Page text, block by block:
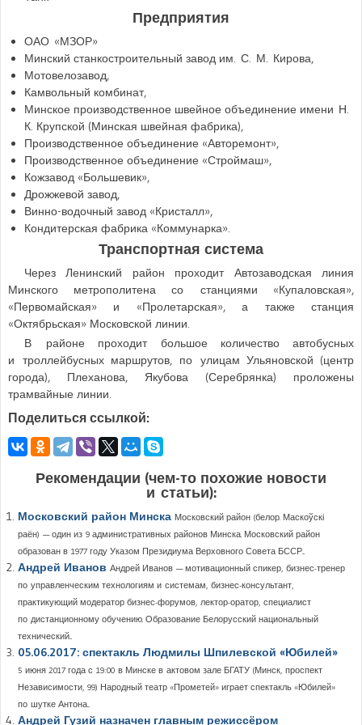
Предприятия
ОАО «МЗОР»
Минский станкостроительный завод им. С. М. Кирова,
Мотовелозавод,
Камвольный комбинат,
Минское производственное швейное объединение имени Н.
К. Крупской (Минская швейная фабрика),
Производственное объединение «Авторемонт»,
Производственное объединение «Строймаш»,
Кожзавод «Большевик»,
Дрожжевой завод,
Винно-водочный завод «Кристалл»,
Кондитерская фабрика «Коммунарка».
Транспортная система
Через Ленинский район проходит Автозаводская линия
Минского метрополитена со станциями «Купаловская»,
«Первомайская» и «Пролетарская», а также станция
«Октябрьская» Московской линии.
В районе проходит большое количество автобусных
и троллейбусных маршрутов, по улицам Ульяновской (центр
города), Плеханова, Якубова (Серебрянка) проложены
трамвайные линии.
Поделиться ссылкой:
Рекомендации (чем-то похожие новости
и статьи):
Московский район Минска Московский район (белор. Маскоўскі
раён) — один из 9 административных районов Минска. Московский район
образован в 1977 году Указом Президиума Верховного Совета БССР...
Андрей Иванов Андрей Иванов — мотивационный спикер, бизнес-тренер
по управленческим технологиям и системам, бизнес-консультант,
практикующий модератор бизнес-форумов, лектор-оратор, специалист
по дистанционному обучению. Образование Белорусский национальный
технический...
05.06.2017: спектакль Людмилы Шпилевской «Юбилей»
5 июня 2017 года с 19:00 в Минске в актовом зале БГАТУ (Минск, проспект
Независимости, 99) Народный театр «Прометей» играет спектакль «Юбилей»
по шутке Антона...
Андрей Гузий назначен главным режиссёром